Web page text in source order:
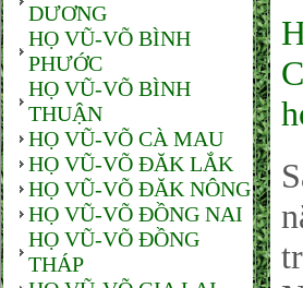
DƯƠNG
HỌ VŨ-VÕ BÌNH
PHƯỚC
HỌ VŨ-VÕ BÌNH
THUẬN
HỌ VŨ-VÕ CÀ MAU
HỌ VŨ-VÕ ĐĂK LẮK
HỌ VŨ-VÕ ĐĂK NÔNG
HỌ VŨ-VÕ ĐỒNG NAI
HỌ VŨ-VÕ ĐỒNG
THÁP